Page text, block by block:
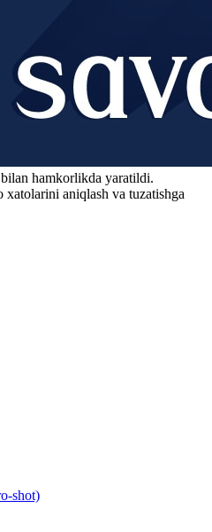
hamkorlikda yaratildi.
aniqlash va tuzatishga
shot)